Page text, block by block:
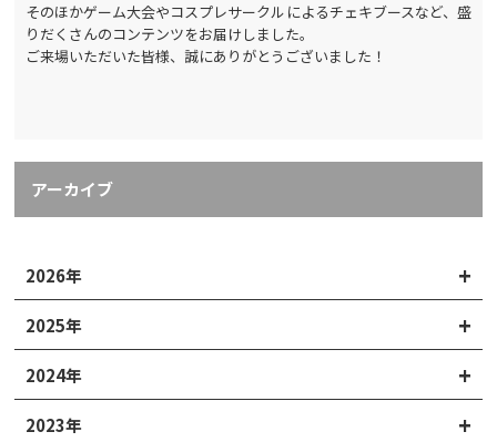
そのほかゲーム大会やコスプレサークルによるチェキブースなど、盛
りだくさんのコンテンツをお届けしました。
ご来場いただいた皆様、誠にありがとうございました！
アーカイブ
2026年
2025年
2024年
2023年